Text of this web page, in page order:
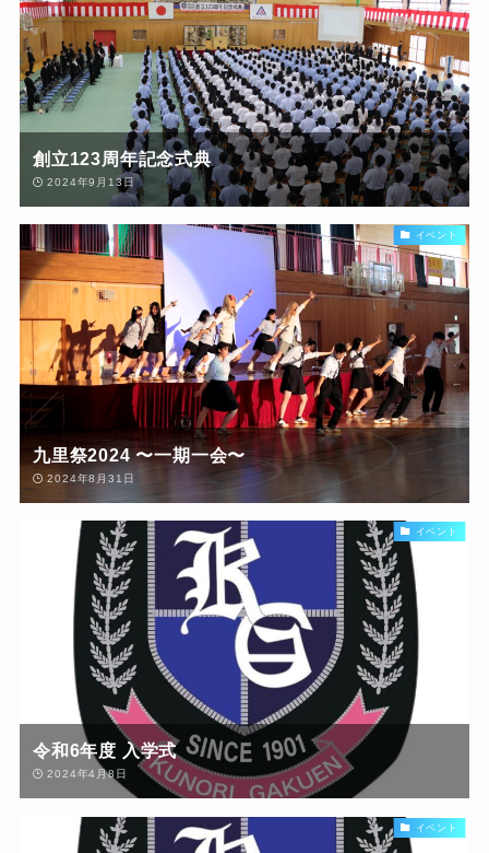
創立123周年記念式典
2024年9月13日
イベント
九里祭2024 〜一期一会〜
2024年8月31日
イベント
令和6年度 入学式
2024年4月8日
イベント